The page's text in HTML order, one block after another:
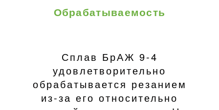
Обрабатываемость
Сплав БрАЖ 9-4
удовлетворительно
обрабатывается резанием
из-за его относительно